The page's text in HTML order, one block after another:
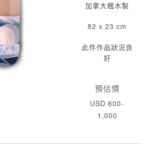
加拿大楓木製
82 x 23 cm
此件作品狀況良
好
預估價
USD 600-
1,000